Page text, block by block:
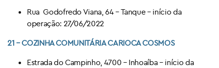
Rua Godofredo Viana, 64 – Tanque – início da
operação: 27/06/2022
21 –COZINHA COMUNITÁRIA CARIOCACOSMOS
Estrada do Campinho, 4700 – Inhoaíba – início da